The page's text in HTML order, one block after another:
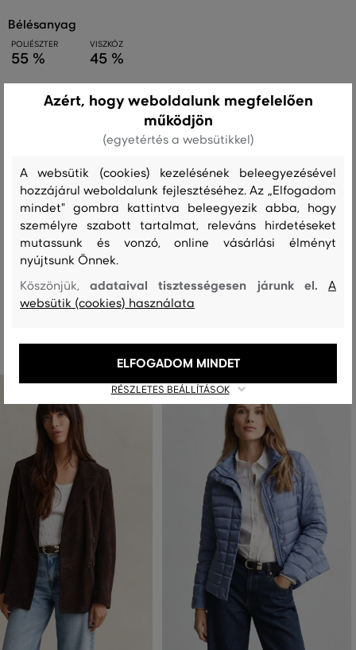
bélésanyag
POLIÉSZTER
55 %
VISZKÓZ
45 %
ujjbélés
Kezelési útmutató
MOSÁS FEHÉRÍTÉS SZÁRÍTÁS VASALÁS TISZTÍTÁS
Azért, hogy weboldalunk megfelelően
működjön
(egyetértés a websütikkel)
A websütik (cookies) kezelésének beleegyezésével
hozzájárul weboldalunk fejlesztéséhez. Az „Elfogadom
mindet" gombra kattintva beleegyezik abba, hogy
személyre szabott tartalmat, releváns hirdetéseket
mutassunk és vonzó, online vásárlási élményt
nyújtsunk Önnek.
Köszönjük,adataival tisztességesen járunk el.A
websütik (cookies) használata
RÉSZLETES BEÁLLÍTÁSOK
ELFOGADOM MINDET